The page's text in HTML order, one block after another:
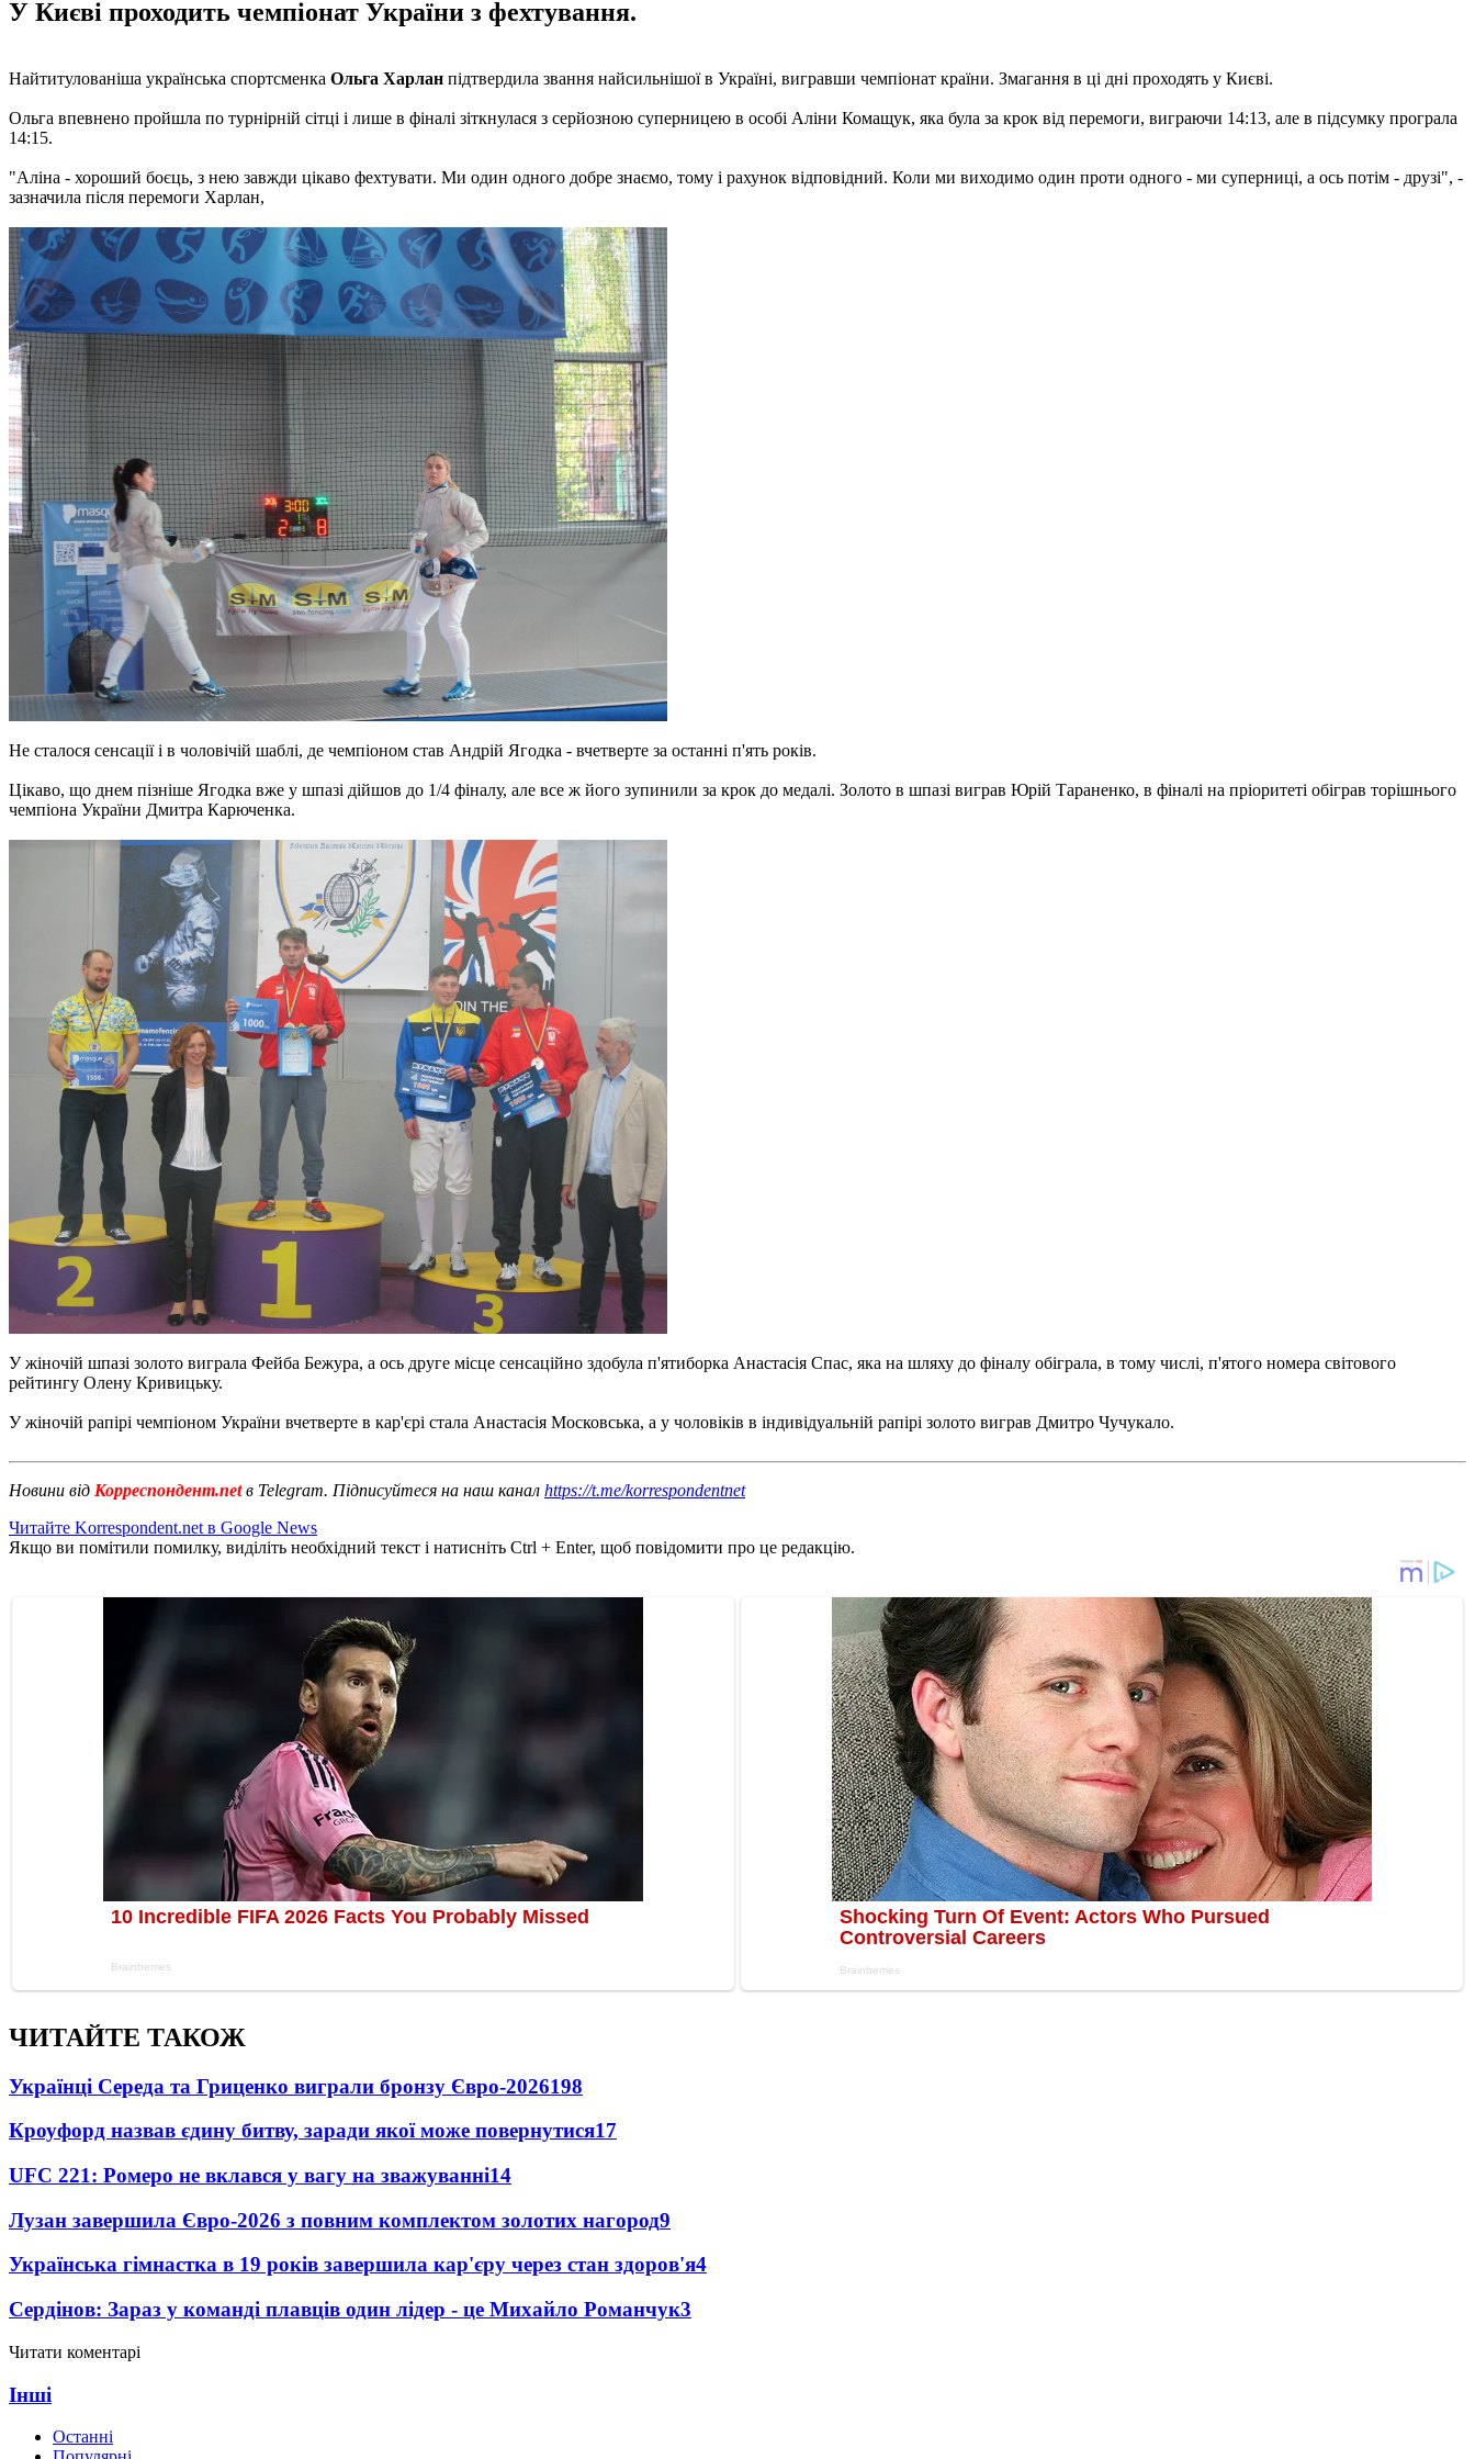
У Києві проходить чемпіонат України з фехтування.
Найтитулованіша українська спортсменка Ольга Харлан підтвердила звання найсильнішої в Україні, вигравши чемпіонат країни. Змагання в ці дні проходять у Києві.
Ольга впевнено пройшла по турнірній сітці і лише в фіналі зіткнулася з серйозною суперницею в особі Аліни Комащук, яка була за крок від перемоги, виграючи 14:13, але в підсумку програла
14:15.
"Аліна - хороший боєць, з нею завжди цікаво фехтувати. Ми один одного добре знаємо, тому і рахунок відповідний. Коли ми виходимо один проти одного - ми суперниці, а ось потім - друзі", -
зазначила після перемоги Харлан,
Не сталося сенсації і в чоловічій шаблі, де чемпіоном став Андрій Ягодка - вчетверте за останні п'ять років.
Цікаво, що днем ​​пізніше Ягодка вже у шпазі дійшов до 1/4 фіналу, але все ж його зупинили за крок до медалі. Золото в шпазі виграв Юрій Тараненко, в фіналі на пріоритеті обіграв торішнього
чемпіона України Дмитра Карюченка.
У жіночій шпазі золото виграла Фейба Бежура, а ось друге місце сенсаційно здобула п'ятиборка Анастасія Спас, яка на шляху до фіналу обіграла, в тому числі, п'ятого номера світового
рейтингу Олену Кривицьку.
У жіночій рапірі чемпіоном України вчетверте в кар'єрі стала Анастасія Московська, а у чоловіків в індивідуальній рапірі золото виграв Дмитро Чучукало.
Новини від Корреспондент.netв Telegram. Підписуйтеся на наш канал https://t.me/korrespondentnet
Читайте Korrespondent.net в Google News
Якщо ви помітили помилку, виділіть необхідний текст і натисніть Ctrl + Enter, щоб повідомити про це редакцію.
ЧИТАЙТЕ ТАКОЖ
Українці Середа та Гриценко виграли бронзу Євро-2026198
Кроуфорд назвав єдину битву, заради якої може повернутися17
UFC 221: Ромеро не вклався у вагу на зважуванні14
Лузан завершила Євро-2026 з повним комплектом золотих нагород9
Українська гімнастка в 19 років завершила кар'єру через стан здоров'я4
Сердінов: Зараз у команді плавців один лідер - це Михайло Романчук3
Читати коментарі
Інші
Останні